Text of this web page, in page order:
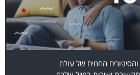
והסיפורים החמים של עולם